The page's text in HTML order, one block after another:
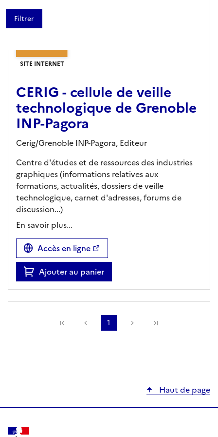
SITE INTERNET
CERIG - cellule de veille
technologique de Grenoble
INP-Pagora
Cerig/Grenoble INP-Pagora, Editeur
Centre d'études et de ressources des industries
graphiques (informations relatives aux
formations, actualités, dossiers de veille
technologique, carnet d'adresses, forums de
discussion...)
En savoir plus...
Accès en ligne
Ajouter au panier
Précédente
1 Suivante
Haut de page